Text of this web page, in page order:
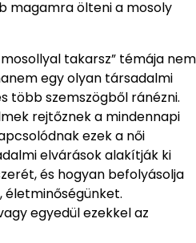
magamra ölteni a mosoly
takarsz” témája nem
egy olyan társadalmi
több szemszögből ránézni.
rejtőznek a mindennapi
ezek a női
elvárások alakítják ki
és hogyan befolyásolja
életminőségünket.
egyedül ezekkel az